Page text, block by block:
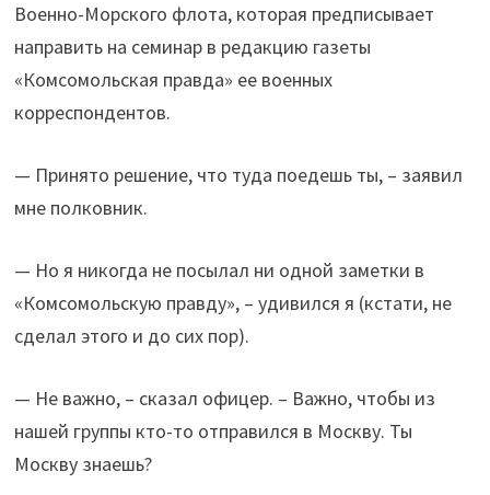
Военно-Морского флота, которая предписывает
направить на семинар в редакцию газеты
«Комсомольская правда» ее военных
корреспондентов.
— Принято решение, что туда поедешь ты, – заявил
мне полковник.
— Но я никогда не посылал ни одной заметки в
«Комсомольскую правду», – удивился я (кстати, не
сделал этого и до сих пор).
— Не важно, – сказал офицер. – Важно, чтобы из
нашей группы кто-то отправился в Москву. Ты
Москву знаешь?